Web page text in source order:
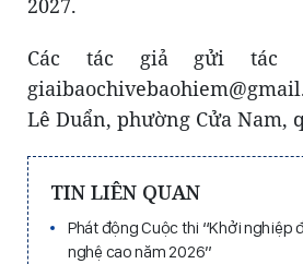
2027.
Các tác giả gửi tác
Lê Duẩn, phường Cửa Nam,
TIN LIÊN QUAN
Phát động Cuộc thi “Khởi
nghệ cao năm 2026”